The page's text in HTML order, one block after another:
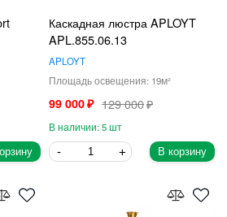
Каскадная люстра APLOYT
APL.855.06.13
APLOYT
19
99 000 129 000
5
В корзину